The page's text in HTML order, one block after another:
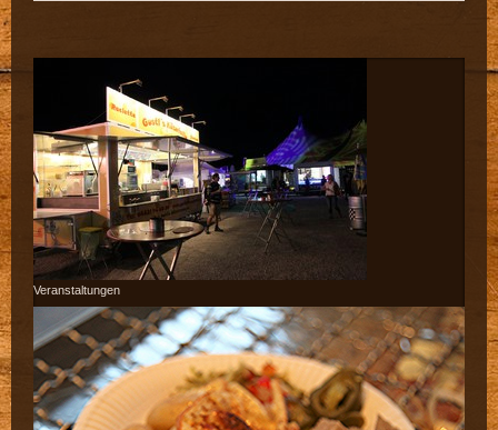
Veranstaltungen